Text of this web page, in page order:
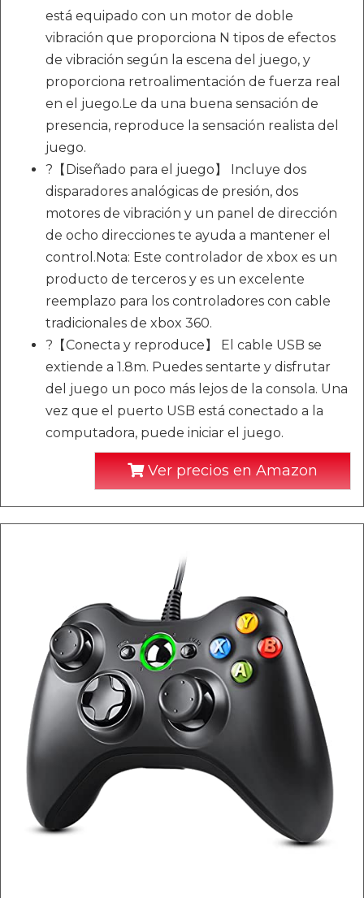
está equipado con un motor de doble
vibración que proporciona N tipos de efectos
de vibración según la escena del juego, y
proporciona retroalimentación de fuerza real
en el juego.Le da una buena sensación de
presencia, reproduce la sensación realista del
juego.
?【Diseñado para el juego】 Incluye dos
disparadores analógicas de presión, dos
motores de vibración y un panel de dirección
de ocho direcciones te ayuda a mantener el
control.Nota: Este controlador de xbox es un
producto de terceros y es un excelente
reemplazo para los controladores con cable
tradicionales de xbox 360.
?【Conecta y reproduce】 El cable USB se
extiende a 1.8m. Puedes sentarte y disfrutar
del juego un poco más lejos de la consola. Una
vez que el puerto USB está conectado a la
computadora, puede iniciar el juego.
Ver precios en Amazon